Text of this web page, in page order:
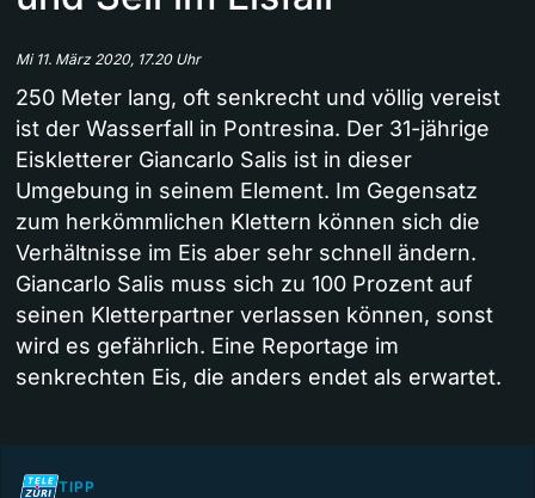
Mi 11. März 2020, 17.20 Uhr
250 Meter lang, oft senkrecht und völlig vereist
ist der Wasserfall in Pontresina. Der 31-jährige
Eiskletterer Giancarlo Salis ist in dieser
Umgebung in seinem Element. Im Gegensatz
zum herkömmlichen Klettern können sich die
Verhältnisse im Eis aber sehr schnell ändern.
Giancarlo Salis muss sich zu 100 Prozent auf
seinen Kletterpartner verlassen können, sonst
wird es gefährlich. Eine Reportage im
senkrechten Eis, die anders endet als erwartet.
TIPP